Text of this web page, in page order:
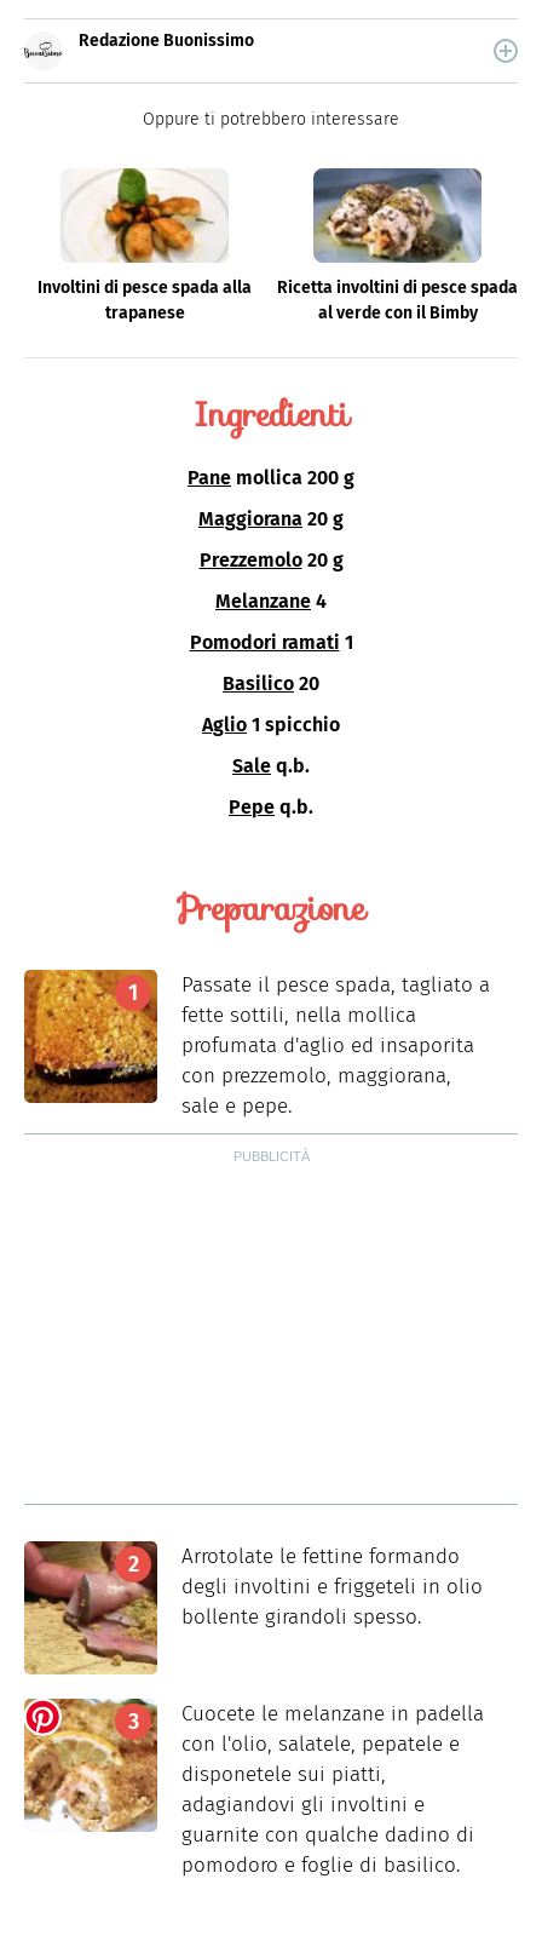
Redazione Buonissimo
quale trovi idee veloci, facili e spiegate passo passo.
Oppure ti potrebbero interessare
Involtini di pesce spada alla
trapanese
Ricetta involtini di pesce spada
al verde con il Bimby
Ingredienti
Pane mollica 200 g
Maggiorana 20 g
Prezzemolo 20 g
Melanzane 4
Pomodori ramati 1
Basilico 20
Aglio 1 spicchio
Sale q.b.
Pepe q.b.
Preparazione
Passate il pesce spada, tagliato a
fette sottili, nella mollica
profumata d'aglio ed insaporita
con prezzemolo, maggiorana,
sale e pepe.
Arrotolate le fettine formando
degli involtini e friggeteli in olio
bollente girandoli spesso.
Cuocete le melanzane in padella
con l'olio, salatele, pepatele e
disponetele sui piatti,
adagiandovi gli involtini e
guarnite con qualche dadino di
pomodoro e foglie di basilico.